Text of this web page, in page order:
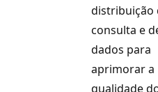
distribuição
consulta e
dados para
aprimorar a
qualidade